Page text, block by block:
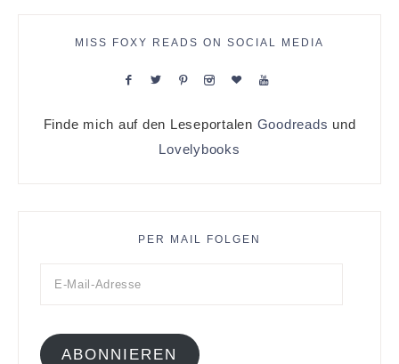
MISS FOXY READS ON SOCIAL MEDIA
Finde mich auf den Leseportalen Goodreads und
Lovelybooks
PER MAIL FOLGEN
ABONNIEREN